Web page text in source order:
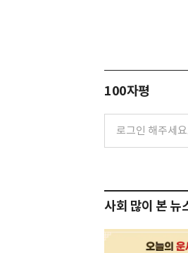
100자평
사회 많이 본 뉴